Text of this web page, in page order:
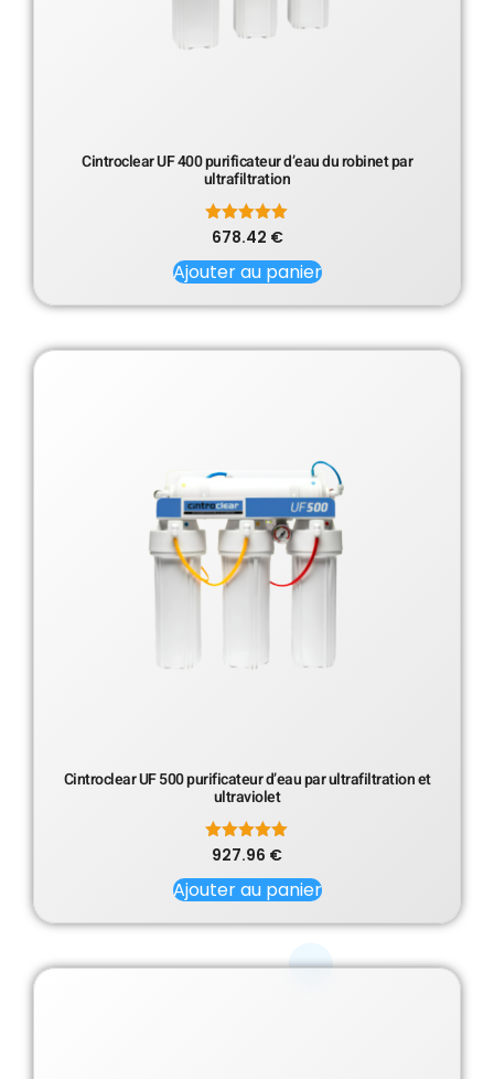
Cintroclear UF 400 purificateur d’eau du robinet par
ultrafiltration
Note
sur 5
678.42 €
Ajouter au panier
Cintroclear UF 500 purificateur d’eau par ultrafiltration et
ultraviolet
Note
sur 5
927.96 €
Ajouter au panier